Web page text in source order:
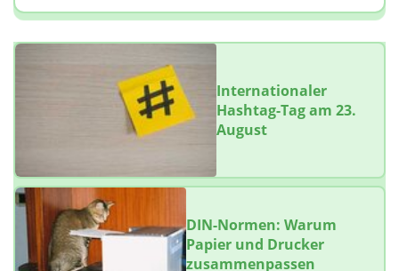
Internationaler
Hashtag-Tag am 23.
August
DIN-Normen: Warum
Papier und Drucker
zusammenpassen